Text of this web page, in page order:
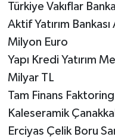
Türkiye Vakıflar
Aktif Yatırım
Milyon Euro
Yapı Kredi Yatırım
Milyar TL
Tam Finans
Kaleseramik
Erciyas Çelik Boru